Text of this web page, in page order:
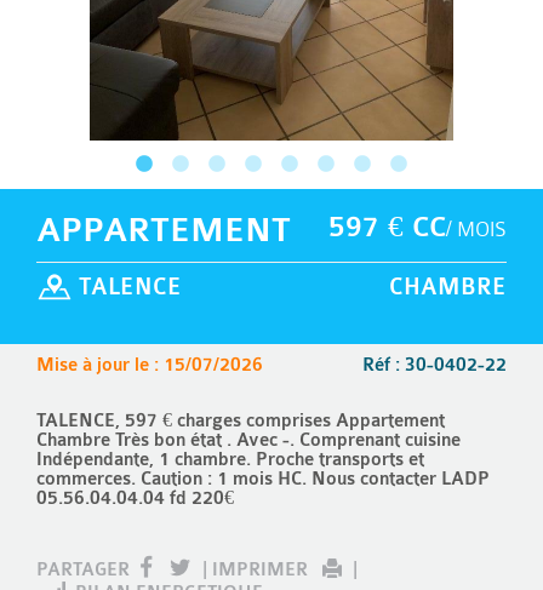
597 € CC/ MOIS
APPARTEMENT
CHAMBRE
TALENCE
Réf : 30-0402-22
Mise à jour le : 15/07/2026
TALENCE, 597 € charges comprises Appartement
Chambre Très bon état . Avec -. Comprenant cuisine
Indépendante, 1 chambre. Proche transports et
commerces. Caution : 1 mois HC. Nous contacter LADP
05.56.04.04.04 fd 220€
PARTAGER IMPRIMER